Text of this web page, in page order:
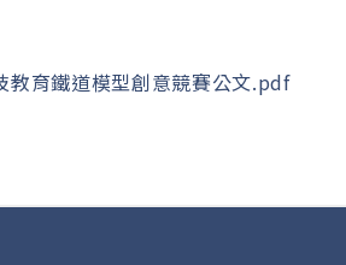
教育鐵道模型創意競賽公文.pdf